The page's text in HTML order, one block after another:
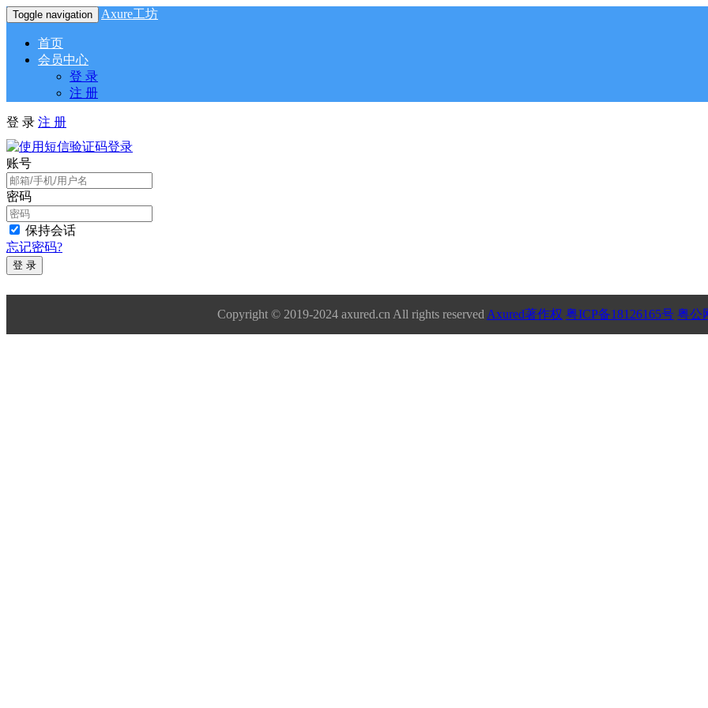
Toggle navigation Axure工坊
首页
会员中心
登 录
注 册
登 录 注 册
账号
密码
保持会话
忘记密码?
登 录
Copyright © 2019-2024 axured.cn All rights reserved Axured著作权 粤ICP备18126165号 粤公